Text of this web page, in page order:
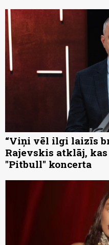
“Viņi vēl ilgi laizīs
Rajevskis atklāj,
"Pitbull" koncerta